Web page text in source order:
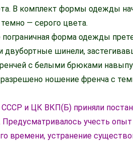
В комплект формы одежды
— серого цвета.
форма одежды
двубортные шинели,
с белыми брюками
разрешено ношение френча с
СССР и ЦК ВКП(Б) приняли
учесть
времени, устранение